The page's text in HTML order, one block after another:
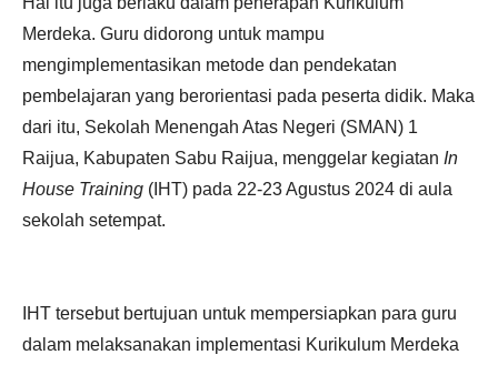
Merdeka. Guru didorong untuk mampu
mengimplementasikan metode dan pendekatan
pembelajaran yang berorientasi pada peserta didik. Maka
dari itu, Sekolah Menengah Atas Negeri (SMAN) 1
Raijua, Kabupaten Sabu Raijua, menggelar kegiatan In
House Training (IHT) pada 22-23 Agustus 2024 di aula
sekolah setempat.
IHT tersebut bertujuan untuk mempersiapkan para guru
dalam melaksanakan implementasi Kurikulum Merdeka